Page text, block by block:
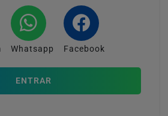
Whatsapp Facebook
ENTRAR